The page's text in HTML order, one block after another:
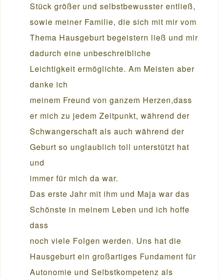
Stück größer und selbstbewusster entließ,
sowie meiner Familie, die sich mit mir vom
Thema Hausgeburt begeistern ließ und mir
dadurch eine unbeschreibliche
Leichtigkeit ermöglichte. Am Meisten aber
danke ich
meinem Freund von ganzem Herzen,dass
er mich zu jedem Zeitpunkt, während der
Schwangerschaft als auch während der
Geburt so unglaublich toll unterstützt hat
und
immer für mich da war.
Das erste Jahr mit ihm und Maja war das
Schönste in meinem Leben und ich hoffe
dass
noch viele Folgen werden. Uns hat die
Hausgeburt ein großartiges Fundament für
Autonomie und Selbstkompetenz als